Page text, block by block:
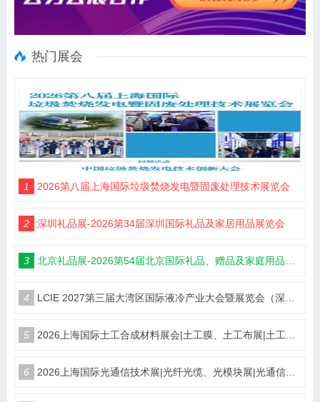
热门展会
1 2026第八届上海国际垃圾焚烧发电暨固废处理技术展览会
2 深圳礼品展-2026第34届深圳国际礼品及家居用品展览会
3 北京礼品展-2026第54届北京国际礼品、赠品及家庭用品展览会
4 LCIE 2027第三届大湾区国际液冷产业大会暨展览会（深圳）
5 2026上海国际土工合成材料展会|土工膜、土工布展|土工合成材料仪器、设备展览会
6 2026上海国际光通信技术展|光纤光缆、光模块展|光通信设备展览会